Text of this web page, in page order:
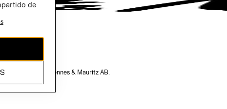
de H&M Hennes & Mauritz AB.
de